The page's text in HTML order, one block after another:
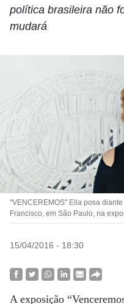
política brasileira não
mudará
''VENCEREMOS'' Ella posa
Francisco, em São Paulo, na
15/04/2016 - 18:30
A exposição